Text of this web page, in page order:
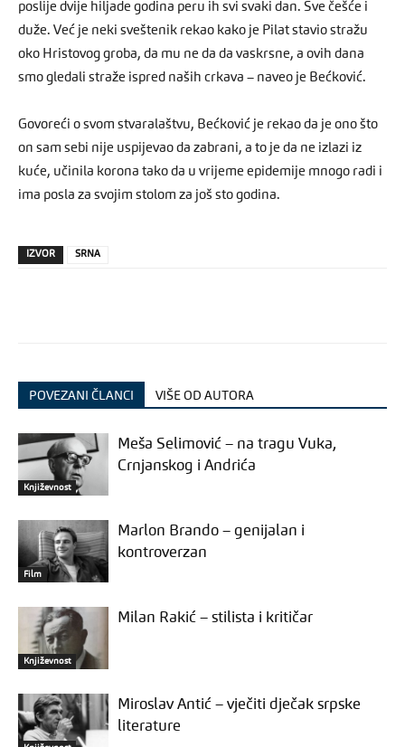
poslije dvije hiljade godina peru ih svi svaki dan. Sve češće i
duže. Već je neki sveštenik rekao kako je Pilat stavio stražu
oko Hristovog groba, da mu ne da da vaskrsne, a ovih dana
smo gledali straže ispred naših crkava – naveo je Bećković.
Govoreći o svom stvaralaštvu, Bećković je rekao da je ono što
on sam sebi nije uspijevao da zabrani, a to je da ne izlazi iz
kuće, učinila korona tako da u vrijeme epidemije mnogo radi i
ima posla za svojim stolom za još sto godina.
IZVOR SRNA
POVEZANI ČLANCI VIŠE OD AUTORA
Književnost
Meša Selimović – na tragu Vuka,
Crnjanskog i Andrića
Film
Marlon Brando – genijalan i
kontroverzan
Književnost
Milan Rakić – stilista i kritičar
Miroslav Antić – vječiti dječak srpske
literature